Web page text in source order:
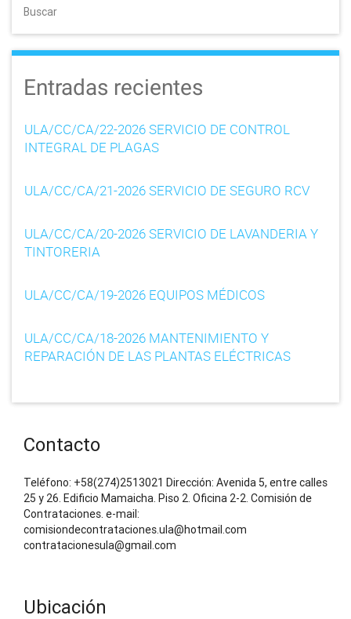
n
a
g
a
n
Buscar
Entradas recientes
ULA/CC/CA/22-2026 SERVICIO DE CONTROL
INTEGRAL DE PLAGAS
ULA/CC/CA/21-2026 SERVICIO DE SEGURO RCV
ULA/CC/CA/20-2026 SERVICIO DE LAVANDERIA Y
TINTORERIA
ULA/CC/CA/19-2026 EQUIPOS MÉDICOS
ULA/CC/CA/18-2026 MANTENIMIENTO Y
REPARACIÓN DE LAS PLANTAS ELÉCTRICAS
Contacto
Teléfono: +58(274)2513021 Dirección: Avenida 5, entre calles
25 y 26. Edificio Mamaicha. Piso 2. Oficina 2-2. Comisión de
Contrataciones. e-mail:
comisiondecontrataciones.ula@hotmail.com
contratacionesula@gmail.com
Ubicación